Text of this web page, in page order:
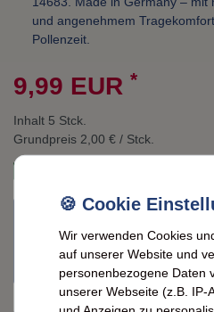
und angenehmem
Pollenzeit.
9,99 EUR *
Inhalt 5 Stck.
Grundpreis 2,00 € / Stck.
Artikel derzeit nicht
können wir den Artikel kurzfristig
ArtikelnummerVNr.:13841
Wir verwenden Cookies
auf unserer Website und
personenbezogene Daten
unserer Webseite (z.B. IP-